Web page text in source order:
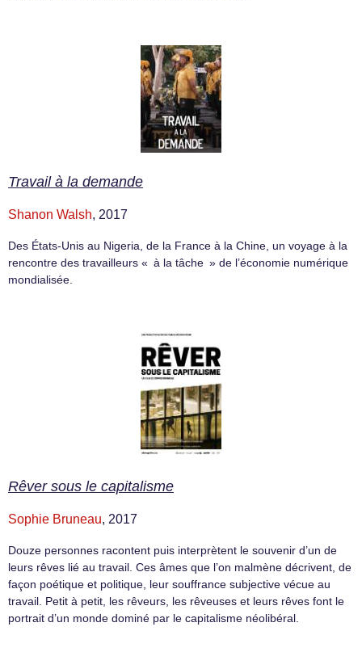
Travail à la demande
Shanon Walsh, 2017
Des États-Unis au Nigeria, de la France à la Chine, un voyage à la
rencontre des travailleurs « à la tâche » de l’économie numérique
mondialisée.
Rêver sous le capitalisme
Sophie Bruneau, 2017
Douze personnes racontent puis interprètent le souvenir d’un de
leurs rêves lié au travail. Ces âmes que l’on malmène décrivent, de
façon poétique et politique, leur souffrance subjective vécue au
travail. Petit à petit, les rêveurs, les rêveuses et leurs rêves font le
portrait d’un monde dominé par le capitalisme néolibéral.